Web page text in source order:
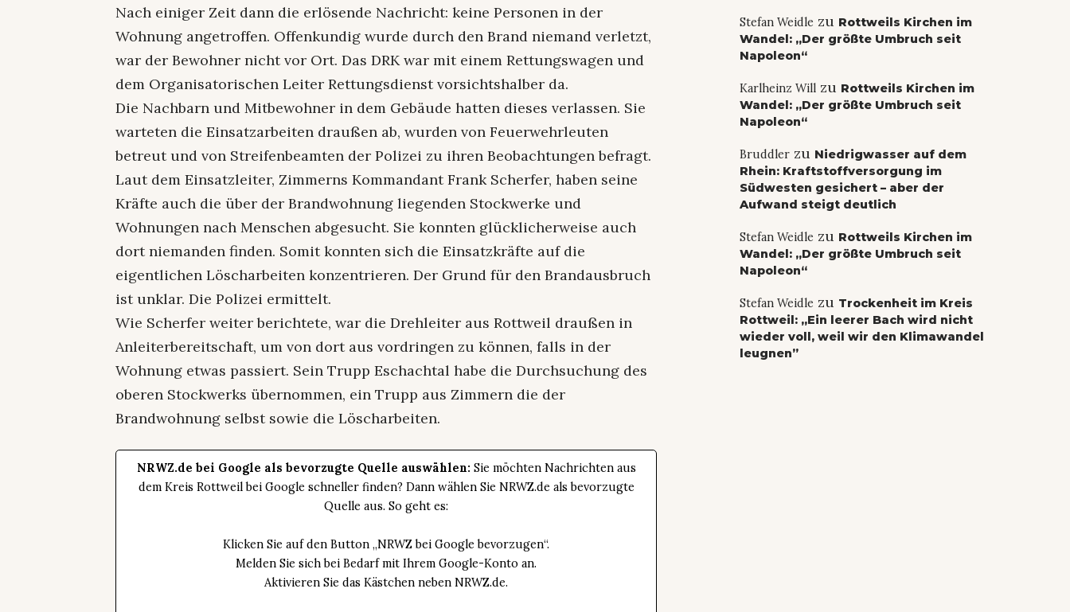
Nach einiger Zeit dann die erlösende Nachricht: keine Personen in der
Wohnung angetroffen. Offenkundig wurde durch den Brand niemand verletzt,
war der Bewohner nicht vor Ort. Das DRK war mit einem Rettungswagen und
dem Organisatorischen Leiter Rettungsdienst vorsichtshalber da.
Die Nachbarn und Mitbewohner in dem Gebäude hatten dieses verlassen. Sie
warteten die Einsatzarbeiten draußen ab, wurden von Feuerwehrleuten
betreut und von Streifenbeamten der Polizei zu ihren Beobachtungen befragt.
Laut dem Einsatzleiter, Zimmerns Kommandant Frank Scherfer, haben seine
Kräfte auch die über der Brandwohnung liegenden Stockwerke und
Wohnungen nach Menschen abgesucht. Sie konnten glücklicherweise auch
dort niemanden finden. Somit konnten sich die Einsatzkräfte auf die
eigentlichen Löscharbeiten konzentrieren. Der Grund für den Brandausbruch
ist unklar. Die Polizei ermittelt.
Wie Scherfer weiter berichtete, war die Drehleiter aus Rottweil draußen in
Anleiterbereitschaft, um von dort aus vordringen zu können, falls in der
Wohnung etwas passiert. Sein Trupp Eschachtal habe die Durchsuchung des
oberen Stockwerks übernommen, ein Trupp aus Zimmern die der
Brandwohnung selbst sowie die Löscharbeiten.
NRWZ.de bei Google als bevorzugte Quelle auswählen: Sie möchten Nachrichten aus
dem Kreis Rottweil bei Google schneller finden? Dann wählen Sie NRWZ.de als bevorzugte
Quelle aus. So geht es:
Klicken Sie auf den Button „NRWZ bei Google bevorzugen“.
Melden Sie sich bei Bedarf mit Ihrem Google-Konto an.
Aktivieren Sie das Kästchen neben NRWZ.de.
Stefan Weidle zu Rottweils Kirchen im
Wandel: „Der größte Umbruch seit
Napoleon“
Karlheinz Willzu Rottweils Kirchen im
Wandel: „Der größte Umbruch seit
Napoleon“
Bruddlerzu Niedrigwasser auf dem
Rhein: Kraftstoffversorgung im
Südwesten gesichert – aber der
Aufwand steigt deutlich
Stefan Weidle zu Rottweils Kirchen im
Wandel: „Der größte Umbruch seit
Napoleon“
Stefan Weidle zu Trockenheit im Kreis
Rottweil: „Ein leerer Bach wird nicht
wieder voll, weil wir den Klimawandel
leugnen”